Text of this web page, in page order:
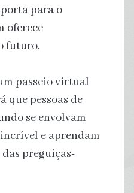
para o
oferece
futuro.
passeio virtual
que pessoas de
se envolvam
e aprendam
preguiças-